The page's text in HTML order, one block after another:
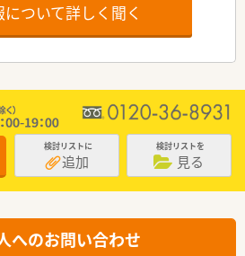
ついて詳しく聞く
検討リストに
追加
検討リストを
見る
へのお問い合わせ